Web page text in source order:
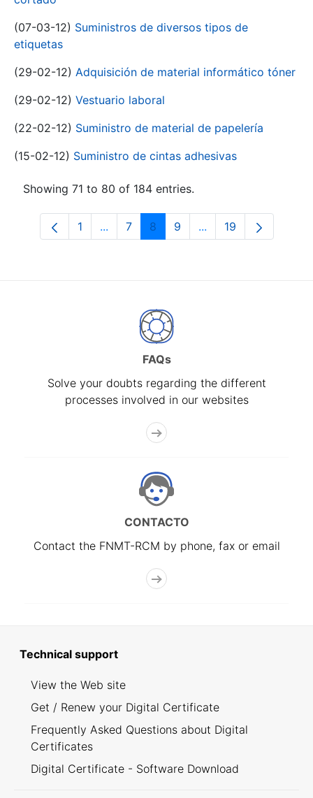
(07-03-12) Suministros de diversos tipos de
etiquetas
(29-02-12) Adquisición de material informático tóner
(29-02-12) Vestuario laboral
(22-02-12) Suministro de material de papelería
(15-02-12) Suministro de cintas adhesivas
Showing 71 to 80 of 184 entries.
Page
1 ...Intermediate Pages Use TAB to
Page
7 Page
8 Page
9 ...Intermediate Pages
Page
19
FAQs
Solve your doubts regarding the different
processes involved in our websites
CONTACTO
Contact the FNMT-RCM by phone, fax or email
Technical support
View the Web site
Get / Renew your Digital Certificate
Frequently Asked Questions about Digital
Certificates
Digital Certificate - Software Download